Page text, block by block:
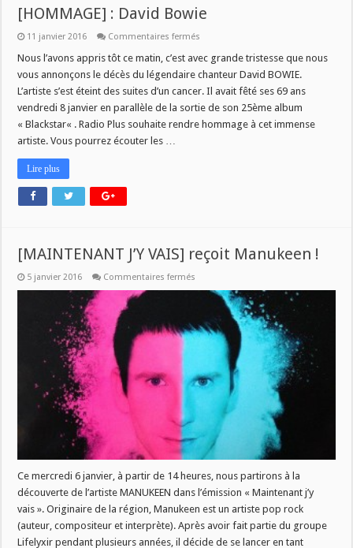
[HOMMAGE] : David Bowie
11 janvier 2016 Commentaires fermés
:
David
Bowie
Nous l’avons appris tôt ce matin, c’est avec grande tristesse que nous
vous annonçons le décès du légendaire chanteur David BOWIE.
L’artiste s’est éteint des suites d’un cancer. Il avait fêté ses 69 ans
vendredi 8 janvier en parallèle de la sortie de son 25ème album
« Blackstar« . Radio Plus souhaite rendre hommage à cet immense
artiste. Vous pourrez écouter les …
Lire plus
[MAINTENANT J’Y VAIS] reçoit Manukeen !
5 janvier 2016 Commentaires fermés
reçoit
Manukeen
!
Ce mercredi 6 janvier, à partir de 14 heures, nous partirons à la
découverte de l’artiste MANUKEEN dans l’émission « Maintenant j’y
vais ». Originaire de la région, Manukeen est un artiste pop rock
(auteur, compositeur et interprète). Après avoir fait partie du groupe
Lifelyxir pendant plusieurs années, il décide de se lancer en tant